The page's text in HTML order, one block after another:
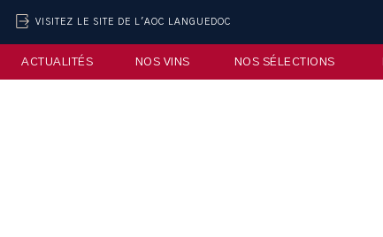
VISITEZ LE SITE DE L'AOC LANGUEDOC
ACTUALITÉS NOS VINS NOS SÉLECTIONS